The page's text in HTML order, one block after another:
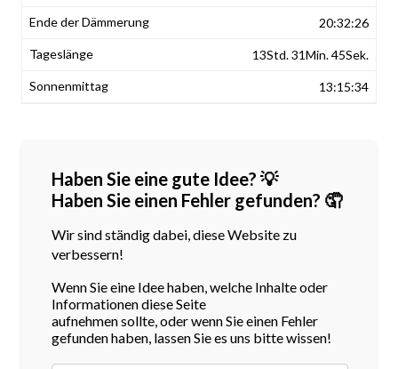
20:32:26
13Std. 31Min. 45Sek.
13:15:34
Haben Sie eine gute Idee? 💡
Haben Sie einen Fehler gefunden? 🤦
Wir sind ständig dabei, diese Website zu
verbessern!
Wenn Sie eine Idee haben, welche Inhalte oder
Informationen diese Seite
aufnehmen sollte, oder wenn Sie einen Fehler
gefunden haben, lassen Sie es uns bitte wissen!